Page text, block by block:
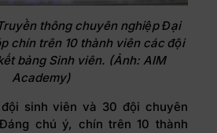
thông chuyên nghiệp Đại
chín trên 10 thành viên các đội
bảng Sinh viên. (Ảnh: AIM
Academy)
sinh viên và 30 đội chuyên
chú ý, chín trên 10 thành